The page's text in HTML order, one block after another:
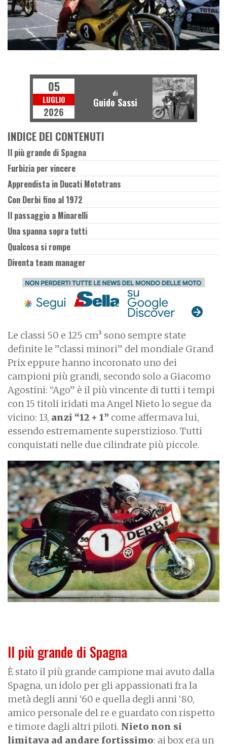
Le classi 50 e 125 cm³ sono sempre state
definite le ”classi minori” del mondiale Grand
Prix eppure hanno incoronato uno dei
campioni più grandi, secondo solo a Giacomo
Agostini: “Ago” è il più vincente di tutti i tempi
con 15 titoli iridati ma Angel Nieto lo segue da
vicino: 13, anzi “12 + 1” come affermava lui,
essendo estremamente superstizioso. Tutti
conquistati nelle due cilindrate più piccole.
Il più grande di Spagna
È stato il più grande campione mai avuto dalla
Spagna, un idolo per gli appassionati fra la
metà degli anni ‘60 e quella degli anni ‘80,
amico personale del re e guardato con rispetto
e timore dagli altri piloti. Nieto non si
limitava ad andare fortissimo: ai box era un
05
LUGLIO
2026
di
Guido Sassi
INDICE DEI CONTENUTI
Il più grande di Spagna
Furbizia per vincere
Apprendista in Ducati Mototrans
Con Derbi fino al 1972
Il passaggio a Minarelli
Una spanna sopra tutti
Qualcosa si rompe
Diventa team manager